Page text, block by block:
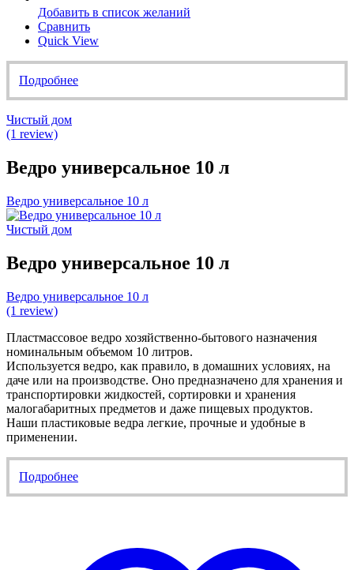
Добавить в список желаний
Сравнить
Quick View
Подробнее
Чистый дом
(1 review)
Ведро универсальное 10 л
Ведро универсальное 10 л
Чистый дом
Ведро универсальное 10 л
Ведро универсальное 10 л
(1 review)
Пластмассовое ведро хозяйственно-бытового назначения
номинальным объемом 10 литров.
Используется ведро, как правило, в домашних условиях, на
даче или на производстве. Оно предназначено для хранения и
транспортировки жидкостей, сортировки и хранения
малогабаритных предметов и даже пищевых продуктов.
Наши пластиковые ведра легкие, прочные и удобные в
применении.
Подробнее